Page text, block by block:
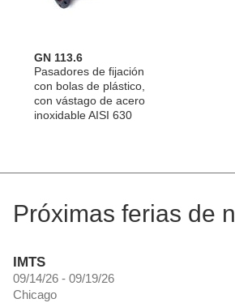
GN 113.6
Pasadores de fijación
con bolas de plástico,
con vástago de acero
inoxidable AISI 630
Próximas ferias de
IMTS
09/14/26 - 09/19/26
Chicago